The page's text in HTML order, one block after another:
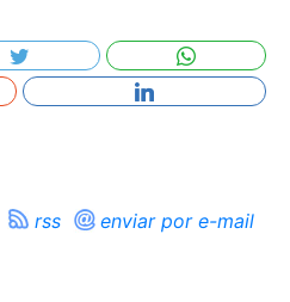
rss enviar por e-mail